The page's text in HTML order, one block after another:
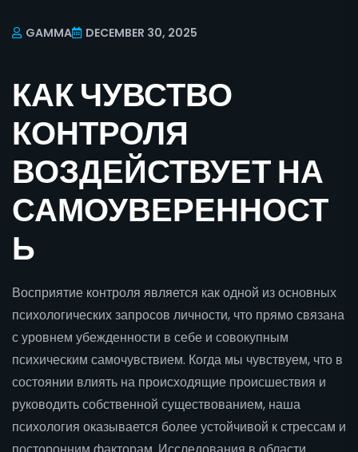
GAMMA DECEMBER 30, 2025
КАК ЧУВСТВО
КОНТРОЛЯ
ВОЗДЕЙСТВУЕТ НА
САМОУВЕРЕННОСТ
Ь
Восприятие контроля является как одной из основных
психологических запросов личности, что прямо связана
с уровнем убежденности в себе и совокупным
психическим самочувствием. Когда мы чувствуем, что в
состоянии влиять на происходящие происшествия и
руководить собственной существованием, наша
психология оказывается более устойчивой к стрессам и